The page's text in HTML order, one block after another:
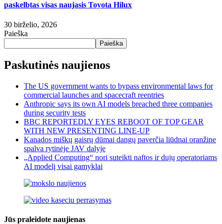
paskelbtas visas naujasis Toyota Hilux
30 birželio, 2026
Paieška
Paieška
Paskutinės naujienos
The US government wants to bypass environmental laws for
commercial launches and spacecraft reentries
Anthropic says its own AI models breached three companies
during security tests
BBC REPORTEDLY EYES REBOOT OF TOP GEAR
WITH NEW PRESENTING LINE-UP
Kanados miškų gaisrų dūmai dangų paverčia liūdnai oranžine
spalva rytinėje JAV dalyje
„Applied Computing“ nori suteikti naftos ir dujų operatoriams
AI modelį visai gamyklai
Jūs praleidote naujienas